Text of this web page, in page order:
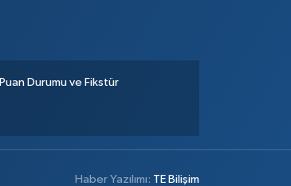
Puan Durumu ve Fikstür
Haber Yazılımı: TE Bilişim